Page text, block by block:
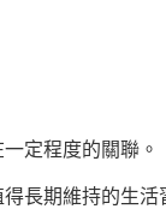
定程度的關聯。
長期維持的生活